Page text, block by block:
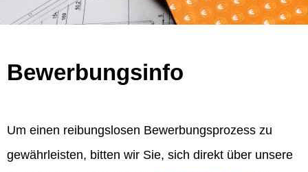
Bewerbungsinfo
Um einen reibungslosen Bewerbungsprozess zu
gewährleisten, bitten wir Sie, sich direkt über unsere